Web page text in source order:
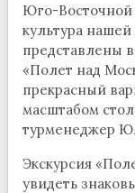
Юго-Восточной
культура
представлены
«Полет над
прекрасный
масштабом
турменеджер
Экскурсия
увидеть